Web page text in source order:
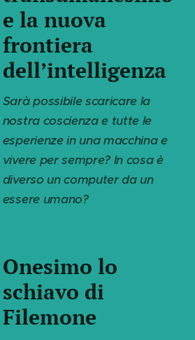
e la nuova
frontiera
dell’intelligenza
Sarà possibile scaricare la
nostra coscienza e tutte le
esperienze in una macchina e
vivere per sempre? In cosa è
diverso un computer da un
essere umano?
Onesimo lo
schiavo di
Filemone